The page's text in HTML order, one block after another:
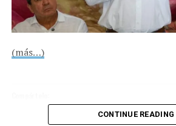
(más…)
CONTINUE READING